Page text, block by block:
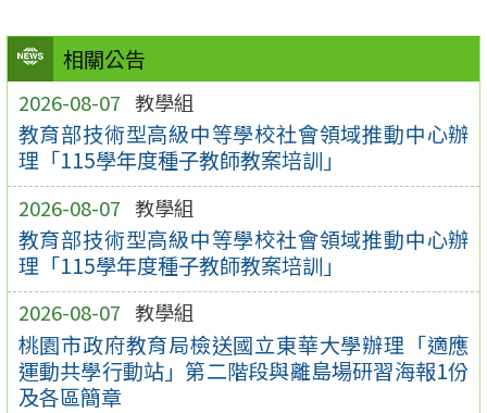
相關公告
2026-08-07 教學組
教育部技術型高級中等學校社會領域推動中心辦
理「115學年度種子教師教案培訓」
2026-08-07 教學組
教育部技術型高級中等學校社會領域推動中心辦
理「115學年度種子教師教案培訓」
2026-08-07 教學組
桃園市政府教育局檢送國立東華大學辦理「適應
運動共學行動站」第二階段與離島場研習海報1份
及各區簡章